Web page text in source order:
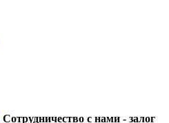
Сотрудничество с нами - залог